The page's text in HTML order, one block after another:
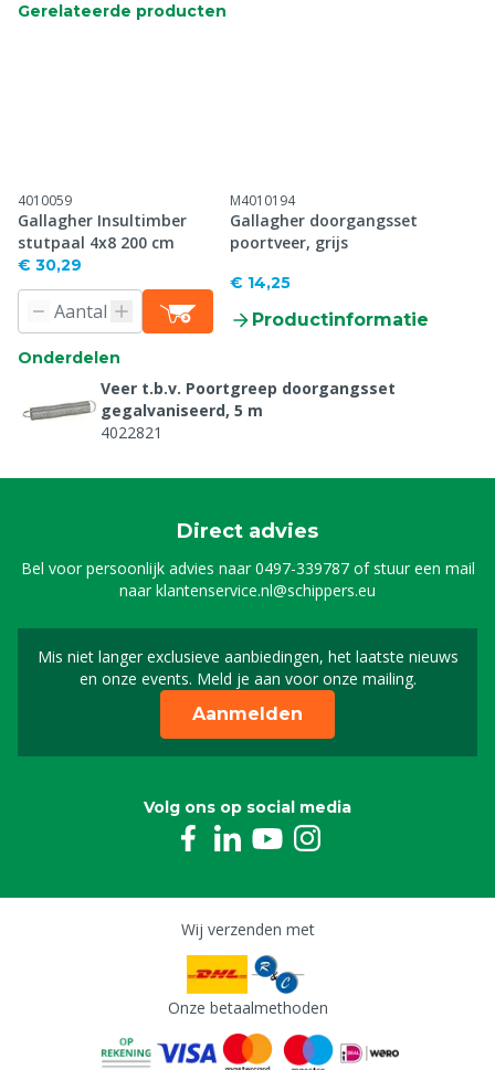
Gerelateerde producten
4010059
Gallagher Insultimber
stutpaal 4x8 200 cm
€ 30,29
M4010194
Gallagher doorgangsset
poortveer, grijs
€ 14,25
Productinformatie
Onderdelen
Veer t.b.v. Poortgreep doorgangsset
gegalvaniseerd, 5 m
4022821
Direct advies
Bel voor persoonlijk advies naar0497-339787of stuur een mail
naarklantenservice.nl@schippers.eu
Mis niet langer exclusieve aanbiedingen, het laatste nieuws
en onze events. Meld je aan voor onze mailing.
Schrijf je in voor onze
Aanmelden
Volg ons op social media
Wij verzenden met
Onze betaalmethoden